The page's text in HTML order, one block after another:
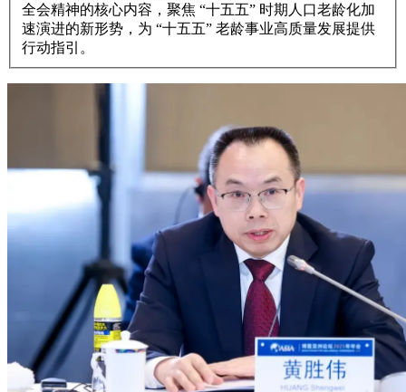
全会精神的核心内容，聚焦 “十五五” 时期人口老龄化加
速演进的新形势，为 “十五五” 老龄事业高质量发展提供
行动指引。